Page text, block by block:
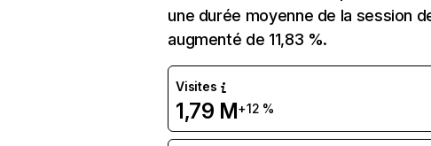
une durée moyenne de la session
augmenté de 11,83 %.
Visites
1,79 M+12 %